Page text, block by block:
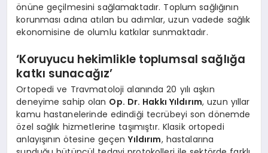
önüne geçilmesini sağlamaktadır. Toplum sağlığının
korunması adına atılan bu adımlar, uzun vadede sağlık
ekonomisine de olumlu katkılar sunmaktadır.
‘Koruyucu hekimlikle toplumsal sağlığa
katkı sunacağız’
Ortopedi ve Travmatoloji alanında 20 yılı aşkın
deneyime sahip olan Op. Dr. Hakkı Yıldırım, uzun yıllar
kamu hastanelerinde edindiği tecrübeyi son dönemde
özel sağlık hizmetlerine taşımıştır. Klasik ortopedi
anlayışının ötesine geçenYıldırım, hastalarına